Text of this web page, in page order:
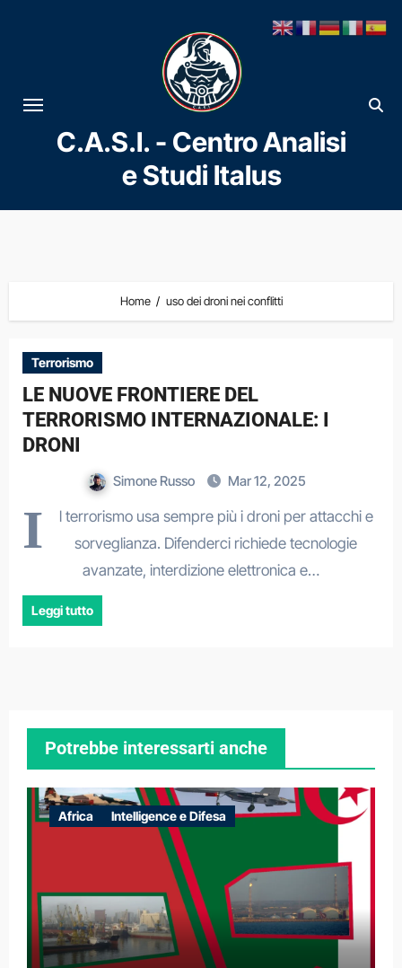
al
contenuto
C.A.S.I. - Centro Analisi
e Studi Italus
Home uso dei droni nei conflitti
Terrorismo
LE NUOVE FRONTIERE DEL
TERRORISMO INTERNAZIONALE: I
DRONI
Simone Russo Mar 12, 2025
I
l terrorismo usa sempre più i droni per attacchi e
sorveglianza. Difenderci richiede tecnologie
avanzate, interdizione elettronica e…
Leggi tutto
Potrebbe interessarti anche
Africa Intelligence e Difesa